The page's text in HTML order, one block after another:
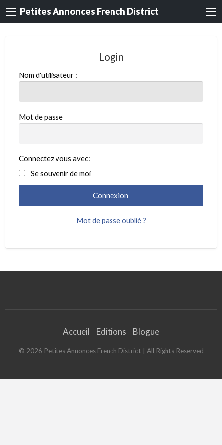
Petites Annonces French District
Login
Nom d'utilisateur :
Mot de passe
Connectez vous avec:
Se souvenir de moi
Mot de passe oublié ?
Accueil Editions Blogue
© 2026 Petites Annonces French District | All Rights Reserved